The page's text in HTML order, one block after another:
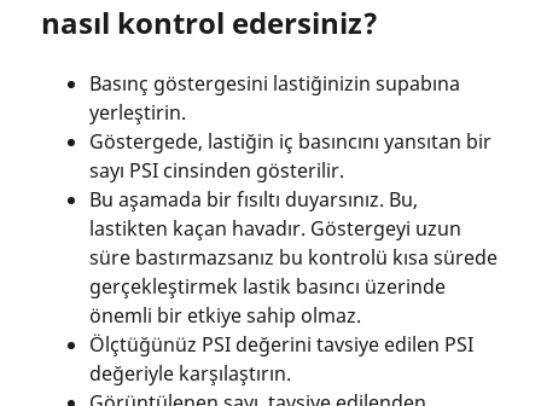
nasıl kontrol edersiniz?
Basınç göstergesini lastiğinizin supabına
yerleştirin.
Göstergede, lastiğin iç basıncını yansıtan bir
sayı PSI cinsinden gösterilir.
Bu aşamada bir fısıltı duyarsınız. Bu,
lastikten kaçan havadır. Göstergeyi uzun
süre bastırmazsanız bu kontrolü kısa sürede
gerçekleştirmek lastik basıncı üzerinde
önemli bir etkiye sahip olmaz.
Ölçtüğünüz PSI değerini tavsiye edilen PSI
değeriyle karşılaştırın.